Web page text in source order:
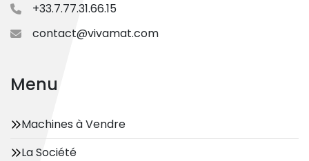
+33.7.77.31.66.15
contact@vivamat.com
Menu
Machines à Vendre
La Société